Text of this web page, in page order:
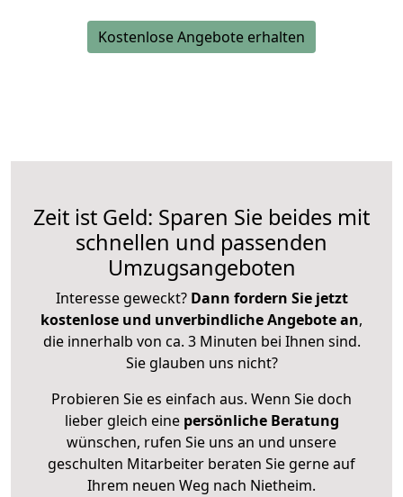
Kostenlose Angebote erhalten
Zeit ist Geld: Sparen Sie beides mit
schnellen und passenden
Umzugsangeboten
Interesse geweckt? Dann fordern Sie jetzt
kostenlose und unverbindliche Angebote an,
die innerhalb von ca. 3 Minuten bei Ihnen sind.
Sie glauben uns nicht?
Probieren Sie es einfach aus. Wenn Sie doch
lieber gleich eine persönliche Beratung
wünschen, rufen Sie uns an und unsere
geschulten Mitarbeiter beraten Sie gerne auf
Ihrem neuen Weg nach Nietheim.